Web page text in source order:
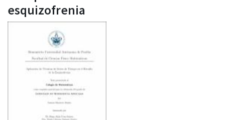
esquizofrenia